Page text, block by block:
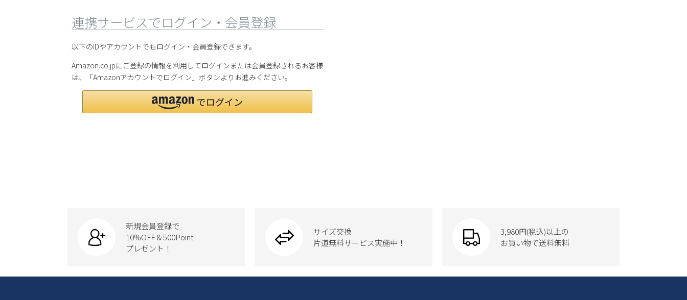
連携サービスでログイン・会員登録
以下のIDやアカウントでもログイン・会員登録できます。
Amazon.co.jpにご登録の情報を利用してログインまたは会員登録されるお客様
は、「Amazonアカウントでログイン」ボタンよりお進みください。
新規会員登録で
10%OFF & 500Point
プレゼント！
サイズ交換
片道無料サービス実施中！
3,980円(税込)以上の
お買い物で送料無料